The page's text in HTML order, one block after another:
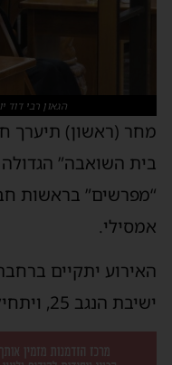
הגאון רבי דוד
מחר (ראשון) תיערך
בית השואבה” הגדולה
“מפרשים” בראשות
אמסילי.
האירוע יתקיים
ישיבת הנגב 25, ויתחיל בשעה 19:30.